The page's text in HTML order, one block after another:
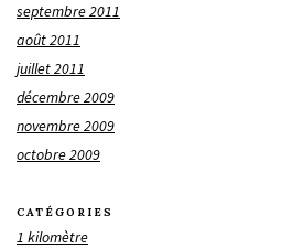
septembre 2011
août 2011
juillet 2011
décembre 2009
novembre 2009
octobre 2009
CATÉGORIES
1 kilomètre